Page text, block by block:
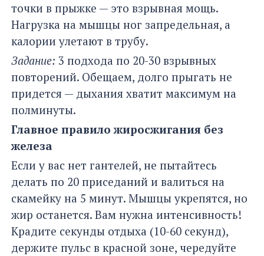
точки в прыжке — это взрывная мощь.
Нагрузка на мышцы ног запредельная, а
калории улетают в трубу.
Задание: 3 подхода по 20-30 взрывных
повторений. Обещаем, долго прыгать не
придется — дыхания хватит максимум на
полминуты.
Главное правило жиросжигания без
железа
Если у вас нет гантелей, не пытайтесь
делать по 20 приседаний и валиться на
скамейку на 5 минут. Мышцы укрепятся, но
жир останется. Вам нужна интенсивность!
Крадите секунды отдыха (10-60 секунд),
держите пульс в красной зоне, чередуйте